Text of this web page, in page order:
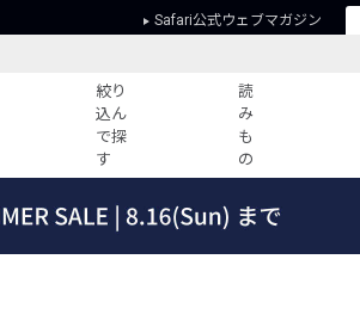
Safari公式ウェブマガジン
絞り
込ん
で探
す
読
み
も
の